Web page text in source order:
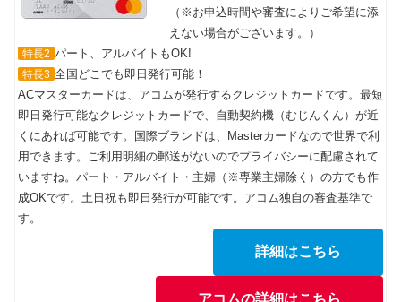
（※お申込時間や審査によりご希望に添
えない場合がございます。）
特長2 パート、アルバイトもOK!
特長3 全国どこでも即日発行可能！
ACマスターカードは、アコムが発行するクレジットカードです。最短
即日発行可能なクレジットカードで、自動契約機（むじんくん）が近
くにあれば可能です。国際ブランドは、Masterカードなので世界で利
用できます。ご利用明細の郵送がないのでプライバシーに配慮されて
いますね。パート・アルバイト・主婦（※専業主婦除く）の方でも作
成OKです。土日祝も即日発行が可能です。アコム独自の審査基準で
す。
詳細はこちら